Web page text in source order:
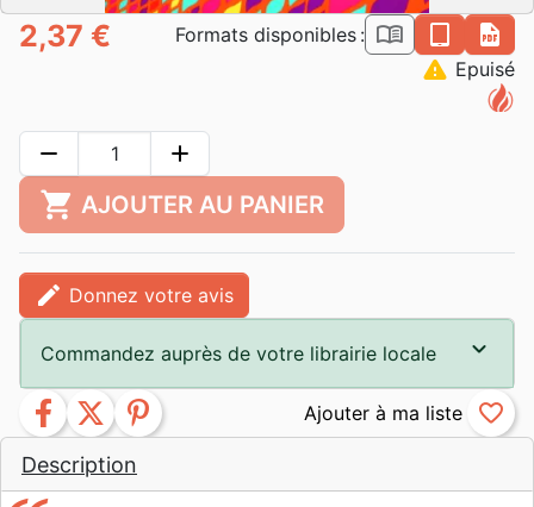
Description
2,37 € Formats disponibles : book_open epub
pdf
warning Epuisé
remove add
shopping_cart AJOUTER AU PANIER
edit Donnez votre avis
Commandez auprès de votre librairie locale
facebook twitter pinterest favorite_border